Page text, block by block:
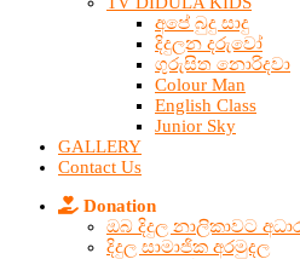
අපේ බුදු සාදු
දිදුලන දරුවෝ
ගුරුසිත නොරිදවා
Colour Man
English Class
Junior Sky
GALLERY
Contact Us
Donation
ඔබ දිදුල නාලිකාවට
දිදුල සාමාජික අරමුදල